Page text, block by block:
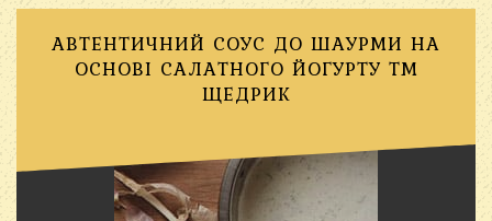
АВТЕНТИЧНИЙ СОУС ДО ШАУРМИ НА
ОСНОВІ САЛАТНОГО ЙОГУРТУ ТМ
ЩЕДРИК